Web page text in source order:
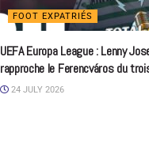
FOOT EXPATRIÉS
UEFA Europa League : Lenny
rapproche le Ferencváros du
24 JULY 2026